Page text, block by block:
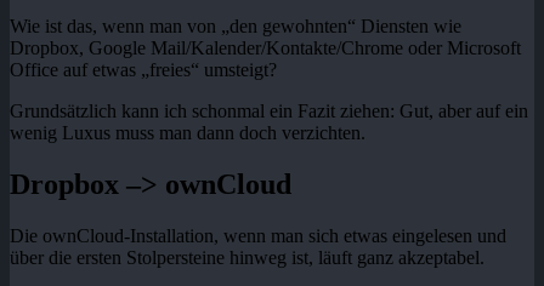
Wie ist das, wenn man von „den gewohnten“ Diensten wie
Dropbox, Google Mail/Kalender/Kontakte/Chrome oder Microsoft
Office auf etwas „freies“ umsteigt?
Grundsätzlich kann ich schonmal ein Fazit ziehen: Gut, aber auf ein
wenig Luxus muss man dann doch verzichten.
Dropbox –> ownCloud
Die ownCloud-Installation, wenn man sich etwas eingelesen und
über die ersten Stolpersteine hinweg ist, läuft ganz akzeptabel.